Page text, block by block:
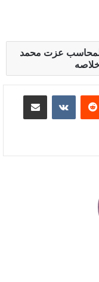
المحاسب عزت محمد
مشاركة عبر البريد